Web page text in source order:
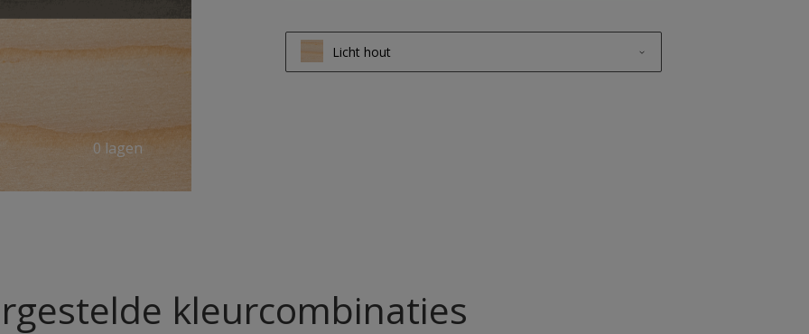
0 lagen
Licht hout
kleurcombinaties